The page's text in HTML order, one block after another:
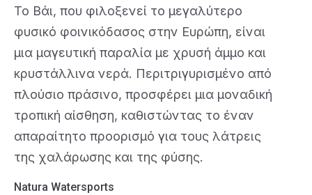
Το Βάι, που φιλοξενεί το μεγαλύτερο
φυσικό φοινικόδασος στην Ευρώπη, είναι
μια μαγευτική παραλία με χρυσή άμμο και
κρυστάλλινα νερά. Περιτριγυρισμένο από
πλούσιο πράσινο, προσφέρει μια μοναδική
τροπική αίσθηση, καθιστώντας το έναν
απαραίτητο προορισμό για τους λάτρεις
της χαλάρωσης και της φύσης.
Natura Watersports